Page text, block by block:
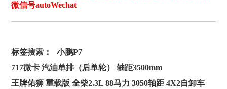
微信号autoWechat
标签搜索：
小鹏P7
717微卡 汽油单排（后单轮） 轴距3500mm
王牌佑狮 重载版 全柴2.3L 88马力 3050轴距 4X2自卸车